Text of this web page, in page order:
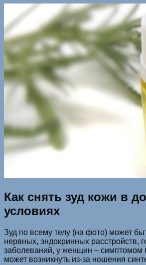
Как снять зуд кожи в
условиях
Зуд по всему телу (на фото) может
нервных, эндокринных расстройств,
заболеваний, у женщин – симптомом
может возникнуть из-за ношения